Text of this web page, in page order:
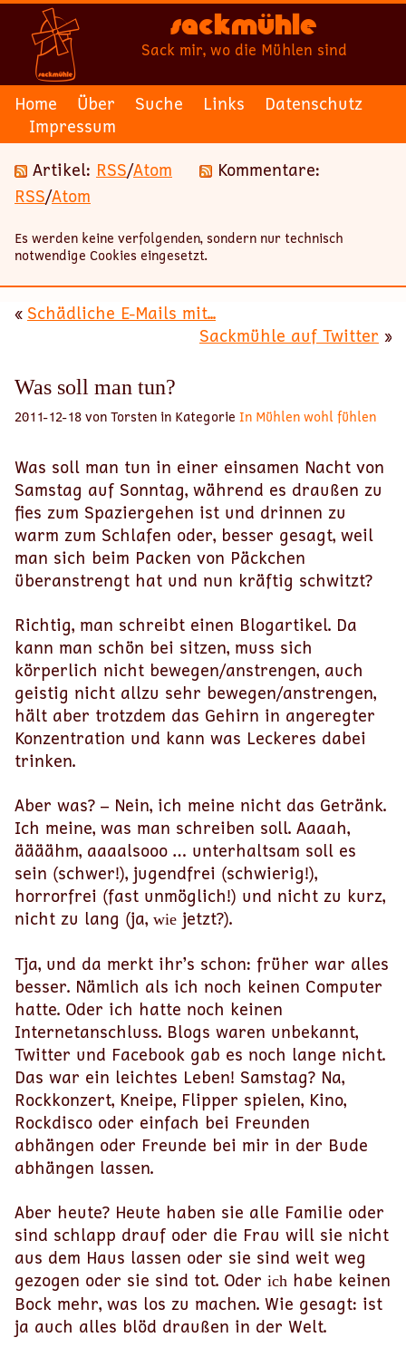
Sackmühle
Sack mir, wo die Mühlen sind
Home Über Suche Links
Datenschutz
Impressum
Artikel: RSS/Atom
Kommentare:
RSS/Atom
Es werden keine verfolgenden, sondern nur technisch
notwendige Cookies eingesetzt.
« Schädliche E-Mails mit...
Sackmühle auf Twitter »
Was soll man tun?
2011-12-18 von Torsten in Kategorie In Mühlen wohl fühlen
Was soll man tun in einer einsamen Nacht von
Samstag auf Sonntag, während es draußen zu
fies zum Spaziergehen ist und drinnen zu
warm zum Schlafen oder, besser gesagt, weil
man sich beim Packen von Päckchen
überanstrengt hat und nun kräftig schwitzt?
Richtig, man schreibt einen Blogartikel. Da
kann man schön bei sitzen, muss sich
körperlich nicht bewegen/anstrengen, auch
geistig nicht allzu sehr bewegen/anstrengen,
hält aber trotzdem das Gehirn in angeregter
Konzentration und kann was Leckeres dabei
trinken.
Aber was? – Nein, ich meine nicht das Getränk.
Ich meine, was man schreiben soll. Aaaah,
äääähm, aaaalsooo … unterhaltsam soll es
sein (schwer!), jugendfrei (schwierig!),
horrorfrei (fast unmöglich!) und nicht zu kurz,
nicht zu lang (ja, wie jetzt?).
Tja, und da merkt ihr’s schon: früher war alles
besser. Nämlich als ich noch keinen Computer
hatte. Oder ich hatte noch keinen
Internetanschluss. Blogs waren unbekannt,
Twitter und Facebook gab es noch lange nicht.
Das war ein leichtes Leben! Samstag? Na,
Rockkonzert, Kneipe, Flipper spielen, Kino,
Rockdisco oder einfach bei Freunden
abhängen oder Freunde bei mir in der Bude
abhängen lassen.
Aber heute? Heute haben sie alle Familie oder
sind schlapp drauf oder die Frau will sie nicht
aus dem Haus lassen oder sie sind weit weg
gezogen oder sie sind tot. Oder ich habe keinen
Bock mehr, was los zu machen. Wie gesagt: ist
ja auch alles blöd draußen in der Welt.